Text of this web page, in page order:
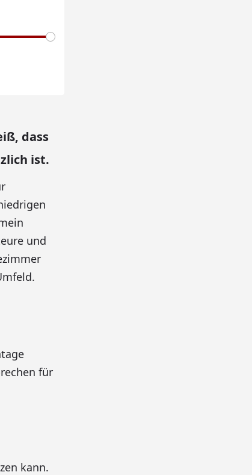
dass
ist.
und
für
kann.